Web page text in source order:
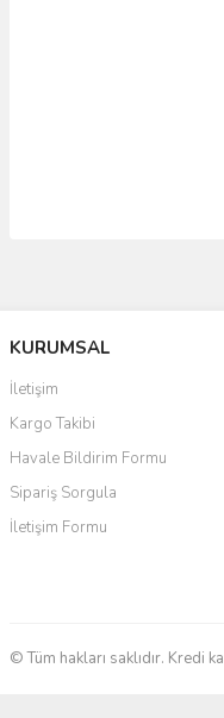
Ürün resmi kalitesiz,
Ürün
Ürün bilgilerinde
Ürün fiyatı diğer
Bu ürüne benzer
KURUMSAL
İletişim
Kargo Takibi
Havale Bildirim Formu
Sipariş Sorgula
İletişim Formu
© Tüm hakları saklıdır. Kredi